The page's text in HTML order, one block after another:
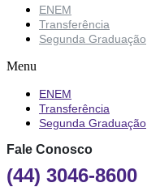
ENEM
Transferência
Segunda Graduação
Menu
ENEM
Transferência
Segunda Graduação
Fale Conosco
(44) 3046-8600